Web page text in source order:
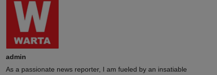
admin
As a passionate news reporter, I am fueled by an insatiable